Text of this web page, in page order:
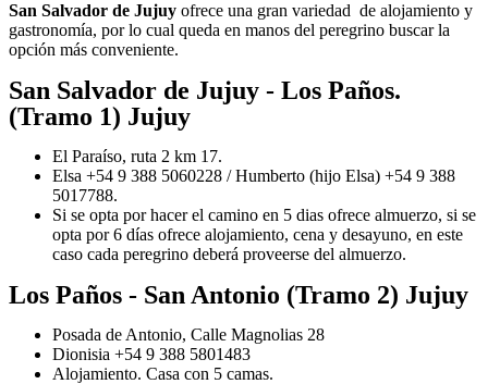
San Salvador de Jujuy ofrece una gran variedad de alojamiento y
gastronomía, por lo cual queda en manos del peregrino buscar la
opción más conveniente.
San Salvador de Jujuy - Los Paños.
(Tramo 1) Jujuy
El Paraíso, ruta 2 km 17.
Elsa +54 9 388 5060228 / Humberto (hijo Elsa) +54 9 388
5017788.
Si se opta por hacer el camino en 5 dias ofrece almuerzo, si se
opta por 6 días ofrece alojamiento, cena y desayuno, en este
caso cada peregrino deberá proveerse del almuerzo.
Los Paños - San Antonio (Tramo 2) Jujuy
Posada de Antonio, Calle Magnolias 28
Dionisia +54 9 388 5801483
Alojamiento. Casa con 5 camas.